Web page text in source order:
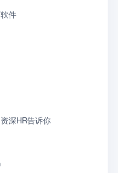
件
深HR告诉你